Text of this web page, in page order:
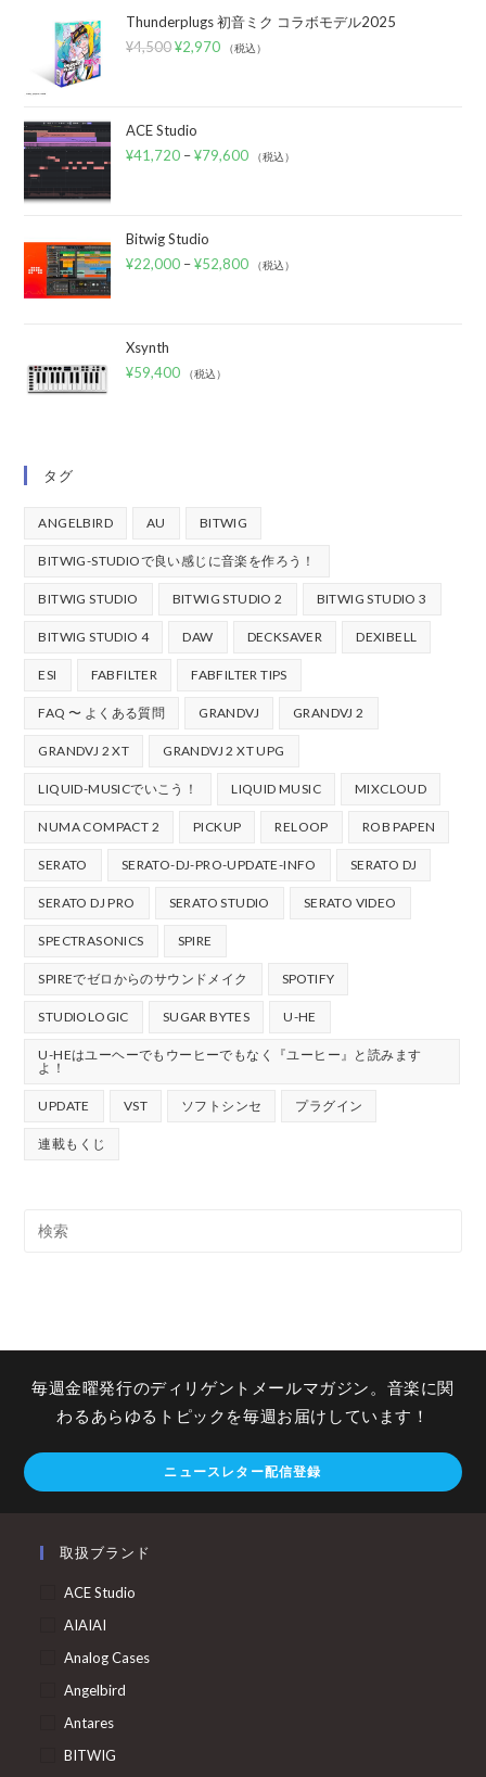
Thunderplugs 初音ミク コラボモデル2025
¥4,500 ¥2,970 （税込）
ACE Studio
¥41,720 –¥79,600 （税込）
Bitwig Studio
¥22,000 –¥52,800 （税込）
Xsynth
¥59,400 （税込）
タグ
ANGELBIRD AU BITWIG
BITWIG-STUDIOで良い感じに音楽を作ろう！
BITWIG STUDIO BITWIG STUDIO 2 BITWIG STUDIO 3
BITWIG STUDIO 4 DAW DECKSAVER DEXIBELL
ESI FABFILTER FABFILTER TIPS
FAQ 〜 よくある質問 GRANDVJ GRANDVJ 2
GRANDVJ 2 XT GRANDVJ 2 XT UPG
LIQUID-MUSICでいこう！ LIQUID MUSIC MIXCLOUD
NUMA COMPACT 2 PICKUP RELOOP ROB PAPEN
SERATO SERATO-DJ-PRO-UPDATE-INFO SERATO DJ
SERATO DJ PRO SERATO STUDIO SERATO VIDEO
SPECTRASONICS SPIRE
SPIREでゼロからのサウンドメイク SPOTIFY
STUDIOLOGIC SUGAR BYTES U-HE
U-HEはユーヘーでもウーヒーでもなく『ユーヒー』と読みます
よ！
UPDATE VST ソフトシンセ プラグイン
連載もくじ
毎週金曜発行のディリゲントメールマガジン。音楽に関
わるあらゆるトピックを毎週お届けしています！
ニュースレター配信登録
取扱ブランド
ACE Studio
AIAIAI
Analog Cases
Angelbird
Antares
BITWIG